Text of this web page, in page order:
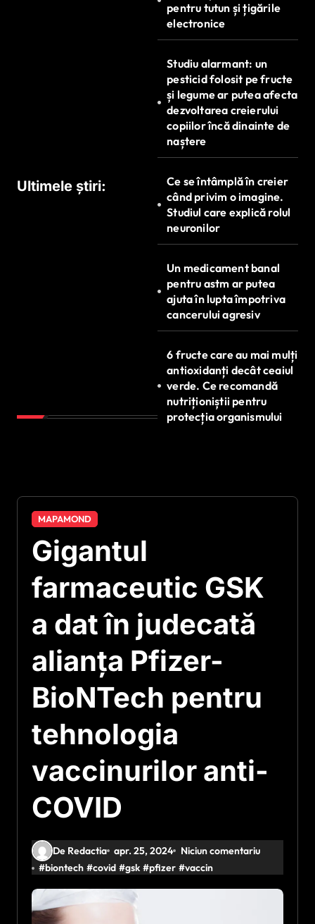
Ultimele știri:
pentru tutun și țigările
electronice
Studiu alarmant: un
pesticid folosit pe fructe
și legume ar putea afecta
dezvoltarea creierului
copiilor încă dinainte de
naștere
Ce se întâmplă în creier
când privim o imagine.
Studiul care explică rolul
neuronilor
Un medicament banal
pentru astm ar putea
ajuta în lupta împotriva
cancerului agresiv
6 fructe care au mai mulți
antioxidanți decât ceaiul
verde. Ce recomandă
nutriționiștii pentru
protecția organismului
MAPAMOND
Gigantul
farmaceutic GSK
a dat în judecată
alianţa Pfizer-
BioNTech pentru
tehnologia
vaccinurilor anti-
COVID
De Redactia apr. 25, 2024
Niciun comentariu
#biontech #covid #gsk #pfizer #vaccin